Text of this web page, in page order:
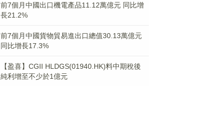
前7個月中國出口機電產品11.12萬億元 同比增
長21.2%
前7個月中國貨物貿易進出口總值30.13萬億元
同比增長17.3%
【盈喜】CGII HLDGS(01940.HK)料中期稅後
純利增至不少於1億元